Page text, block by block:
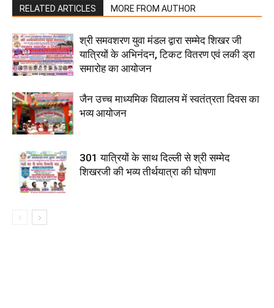
RELATED ARTICLES MORE FROM AUTHOR
श्री समवशरण युवा मंडल द्वारा सम्मेद शिखर जी
यात्रियों के अभिनंदन, टिकट वितरण एवं लकी ड्रा
समारोह का आयोजन
जैन उच्च माध्यमिक विद्यालय में स्वतंत्रता दिवस का
भव्य आयोजन
301 यात्रियों के साथ दिल्ली से श्री सम्मेद
शिखरजी की भव्य तीर्थयात्रा की घोषणा